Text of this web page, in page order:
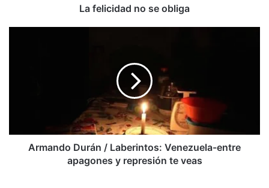
La felicidad no se obliga
represión
Armando Durán / Laberintos: Venezuela-entre
apagones y represión te veas